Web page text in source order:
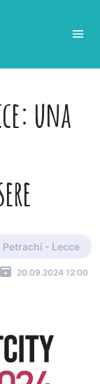
una
Petrachi - Lecce
20.09.2024 12:00